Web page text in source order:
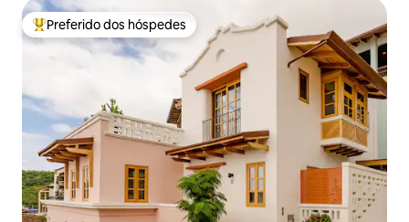
Entre os melhores preferidos dos hóspedes
Preferido dos hóspedes